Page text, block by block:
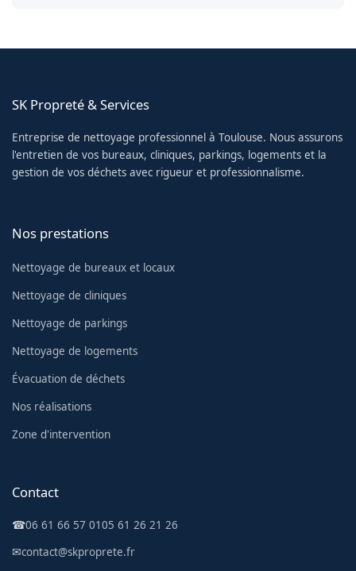
SK Propreté & Services
Entreprise de nettoyage professionnel à Toulouse. Nous assurons
l'entretien de vos bureaux, cliniques, parkings, logements et la
gestion de vos déchets avec rigueur et professionnalisme.
Nos prestations
Nettoyage de bureaux et locaux
Nettoyage de cliniques
Nettoyage de parkings
Nettoyage de logements
Évacuation de déchets
Nos réalisations
Zone d'intervention
Contact
☎06 61 66 57 0105 61 26 21 26
✉contact@skproprete.fr